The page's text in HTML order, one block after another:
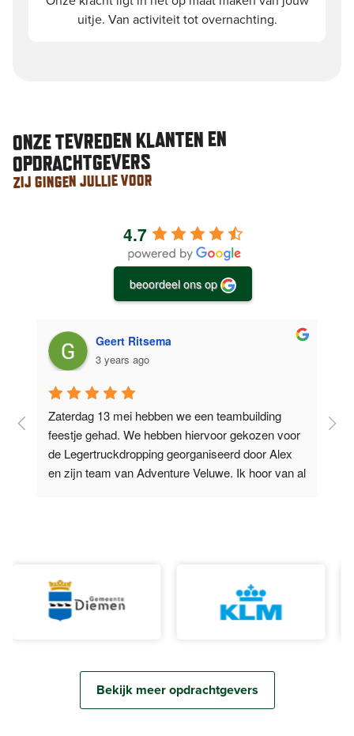
uitje. Van activiteit tot overnachting.
ONZE TEVREDEN KLANTEN EN
OPDRACHTGEVERS
ZIJ GINGEN JULLIE VOOR
4.7
beoordeel ons op
Geert Ritsema
3 years ago
Zaterdag 13 mei hebben we een teambuilding
feestje gehad. We hebben hiervoor gekozen voor
de Legertruckdropping georganiseerd door Alex
en zijn team van Adventure Veluwe. Ik hoor van al
Bekijk meer opdrachtgevers